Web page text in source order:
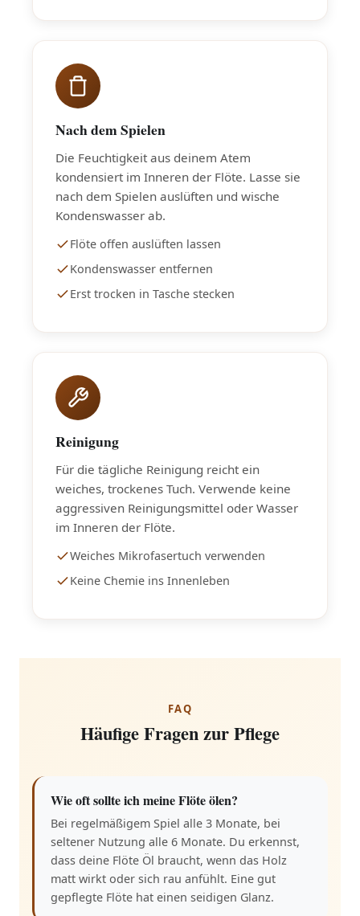
Nach dem Spielen
Die Feuchtigkeit aus deinem Atem
kondensiert im Inneren der Flöte. Lasse sie
nach dem Spielen auslüften und wische
Kondenswasser ab.
Flöte offen auslüften lassen
Kondenswasser entfernen
Erst trocken in Tasche stecken
Reinigung
Für die tägliche Reinigung reicht ein
weiches, trockenes Tuch. Verwende keine
aggressiven Reinigungsmittel oder Wasser
im Inneren der Flöte.
Weiches Mikrofasertuch verwenden
Keine Chemie ins Innenleben
FAQ
Häufige Fragen zur Pflege
Wie oft sollte ich meine Flöte ölen?
Bei regelmäßigem Spiel alle 3 Monate, bei
seltener Nutzung alle 6 Monate. Du erkennst,
dass deine Flöte Öl braucht, wenn das Holz
matt wirkt oder sich rau anfühlt. Eine gut
gepflegte Flöte hat einen seidigen Glanz.